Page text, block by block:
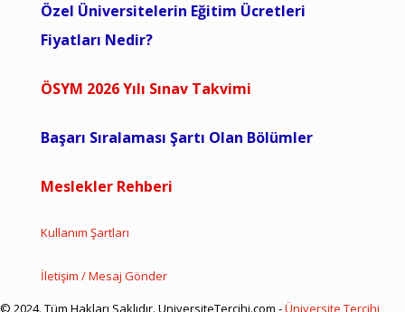
Özel Üniversitelerin Eğitim Ücretleri
Fiyatları Nedir?
ÖSYM 2026 Yılı Sınav Takvimi
Başarı Sıralaması Şartı Olan Bölümler
Meslekler Rehberi
Kullanım Şartları
İletişim / Mesaj Gönder
© 2024. Tüm Hakları Saklıdır. UniversiteTercihi.com -Üniversite Tercihi